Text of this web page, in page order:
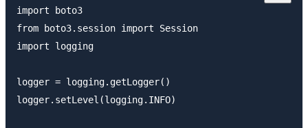
import boto3
from boto3.session import Session
import logging
logger = logging.getLogger()
logger.setLevel(logging.INFO)